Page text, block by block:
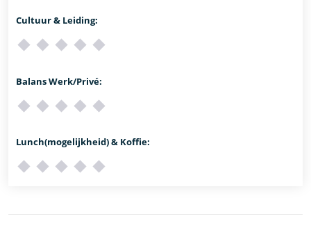
Cultuur & Leiding:
Balans Werk/Privé:
Lunch(mogelijkheid) & Koffie: